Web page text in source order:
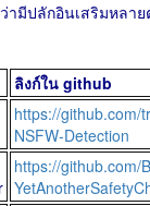
ามีปลักอินเสริมหลา
ลิงก์ใน github
https://github.com/
NSFW-Detection
https://github.com/